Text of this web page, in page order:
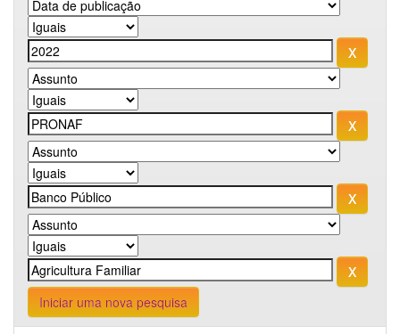
Iniciar uma nova pesquisa